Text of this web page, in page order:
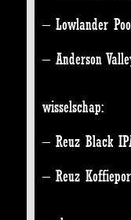
– Lowlander
– Anderson
wisselschap:
– Reuz Black
– Reuz